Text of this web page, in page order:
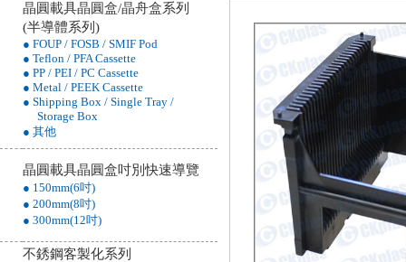
晶圓載具晶圓盒/晶舟盒系列
(半導體系列)
● FOUP / FOSB / SMIF Pod
● Teflon / PFA Cassette
● PP / PEI / PC Cassette
● Metal / PEEK Cassette
● Shipping Box / Single Tray /
Storage Box
● 其他
晶圓載具晶圓盒吋別快速導覽
● 150mm(6吋)
● 200mm(8吋)
● 300mm(12吋)
不銹鋼客製化系列